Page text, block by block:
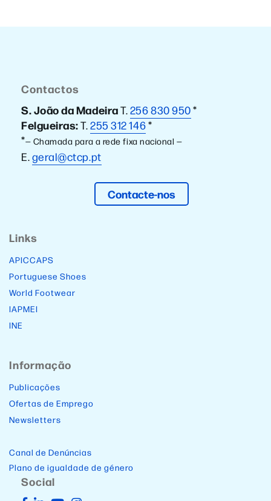
Contactos
S. João da MadeiraT.256 830 950*
Felgueiras:T.255 312 146*
*— Chamada para a rede fixa nacional —
E.geral@ctcp.pt
Contacte-nos
Links
APICCAPS
Portuguese Shoes
World Footwear
IAPMEI
INE
Informação
Publicações
Ofertas de Emprego
Newsletters
Canal de Denúncias
Plano de igualdade de género
Social